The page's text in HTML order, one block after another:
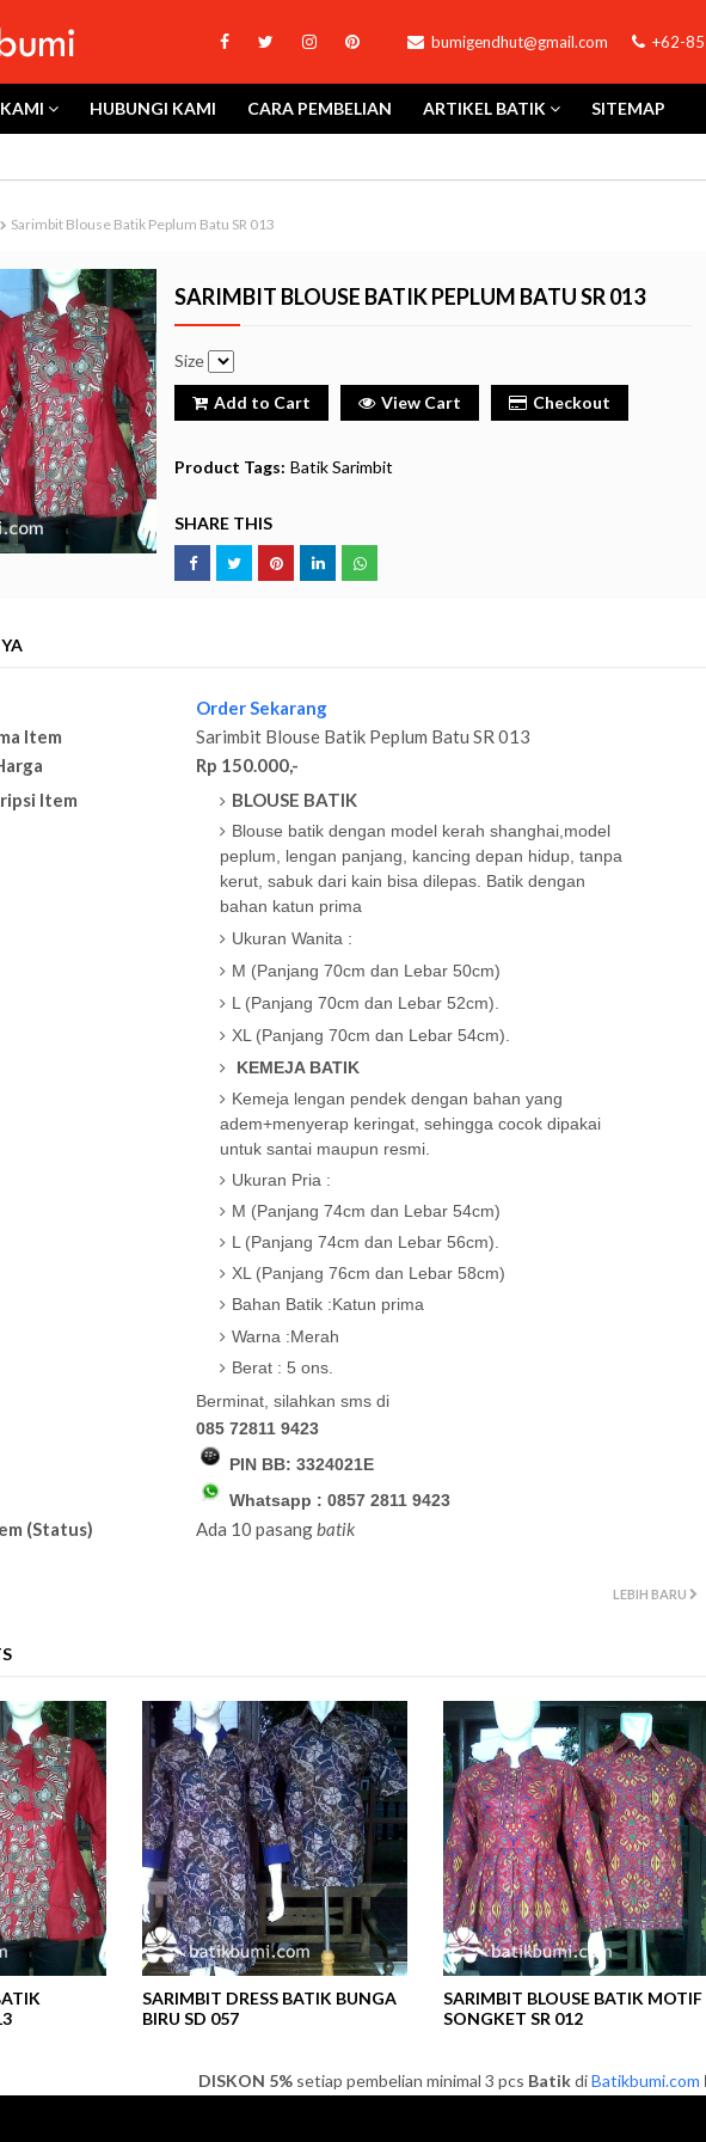
bumigendhut@gmail.com +62-
HUBUNGI KAMI CARA PEMBELIAN ARTIKEL BATIK SITEMAP
Sarimbit Blouse Batik Peplum Batu SR 013
SARIMBIT BLOUSE BATIK PEPLUM BATU SR 013
Size
Add to Cart View Cart Checkout
Product Tags: Batik Sarimbit
SHARE THIS
Order Sekarang
Item
Sarimbit Blouse Batik Peplum Batu SR 013
Rp 150.000,-
Item
BLOUSE BATIK
Blouse batik dengan model kerah shanghai,model
peplum, lengan panjang, kancing depan hidup, tanpa
kerut, sabuk dari kain bisa dilepas. Batik dengan
bahan katun prima
Ukuran Wanita :
M (Panjang 70cm dan Lebar 50cm)
L (Panjang 70cm dan Lebar 52cm)
XL (Panjang 70cm dan Lebar 54cm)
KEMEJA BATIK
Kemeja lengan pendek dengan bahan yang
adem+menyerap keringat, sehingga cocok dipakai
untuk santai maupun resmi.
Ukuran Pria :
M (Panjang 74cm dan Lebar 54cm)
L (Panjang 74cm dan Lebar 56cm).
XL (Panjang 76cm dan Lebar 58cm)
Bahan Batik :Katun prima
Warna :Merah
Berat : 5 ons.
Berminat, silahkan sms di
085 72811 9423
PIN BB: 3324021E
Whatsapp : 0857 2811 9423
(Status) Ada 10 pasangbatik
LEBIH BARU
SARIMBIT DRESS BATIK BUNGA
BIRU SD 057
SARIMBIT BLOUSE BATIK MOTIF
SONGKET SR 012
DISKON 5%setiap pembelian minimal 3 pcs BatikdiBatikbumi.com